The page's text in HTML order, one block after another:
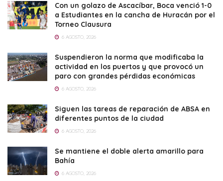
Con un golazo de Ascacíbar, Boca venció 1-0
a Estudiantes en la cancha de Huracán por el
Torneo Clausura
6 AGOSTO, 2026
Suspendieron la norma que modificaba la
actividad en los puertos y que provocó un
paro con grandes pérdidas económicas
6 AGOSTO, 2026
Siguen las tareas de reparación de ABSA en
diferentes puntos de la ciudad
6 AGOSTO, 2026
Se mantiene el doble alerta amarillo para
Bahía
6 AGOSTO, 2026